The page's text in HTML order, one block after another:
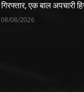
गिरफ्तार, एक बाल अपचारी
08/08/2026